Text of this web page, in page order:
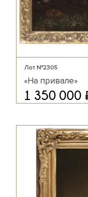
Лот №2305
«На привале»
1 350 000